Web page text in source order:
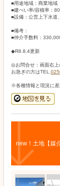
■用途地域：商業地域
■建ぺい率/容積率：
■設備：公営上下水道
■備考：
■仲介手数料：
◆R8.8.4更新
◎お問合せ：画面右上
お急ぎの方はTEL.
※各種情報と現況に差
new！土地【媒